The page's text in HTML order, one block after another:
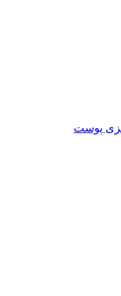
پوست